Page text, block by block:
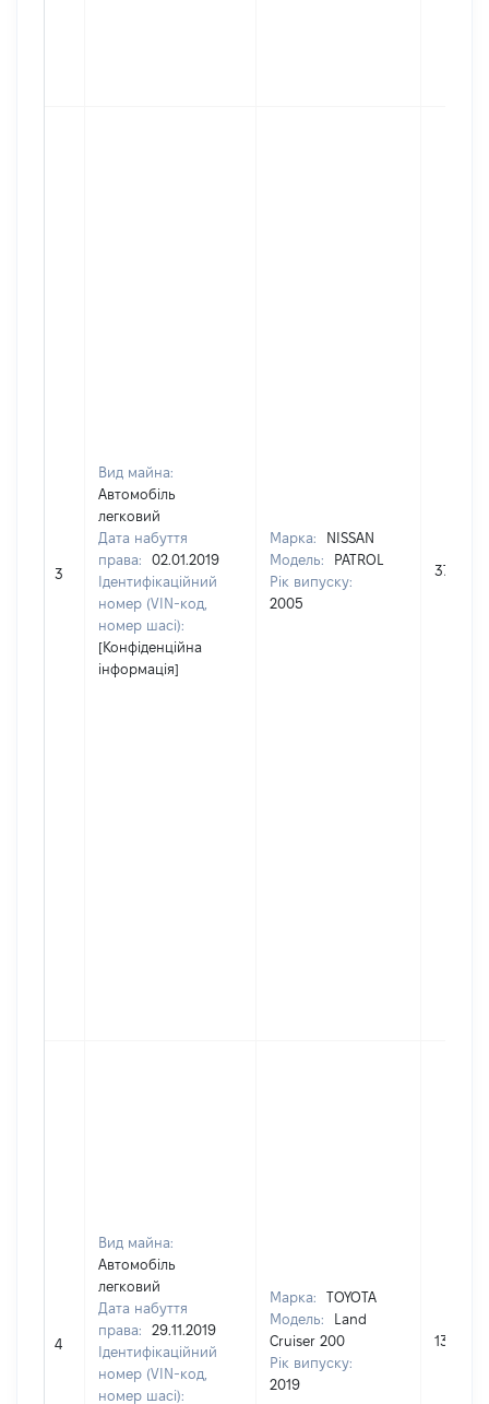
3
Вид майна:
Автомобіль
легковий
Дата набуття
права:
02.01.2019
Ідентифікаційний
номер (VIN-код,
номер шасі):
[Конфіденційна
інформація]
Марка:
NISSAN
Модель:
PATROL
Рік випуску:
2005
375000
4
Вид майна:
Автомобіль
легковий
Дата набуття
права:
29.11.2019
Ідентифікаційний
номер (VIN-код,
номер шасі):
Марка:
TOYOTA
Модель:
Land
Cruiser 200
Рік випуску:
2019
1328240